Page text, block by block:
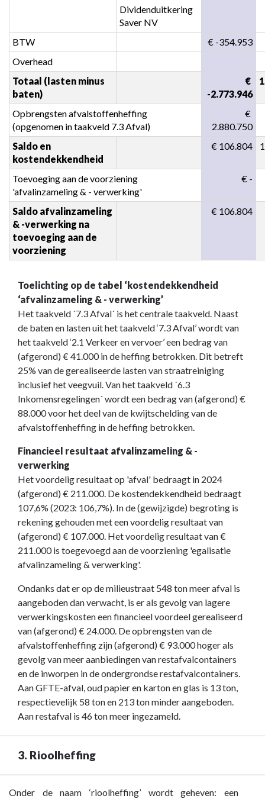
Dividenduitkering
Saver NV
BTW
€ -354.953
Overhead
Totaal (lasten minus
baten)
-2.773.946
Opbrengsten afvalstoffenheffing
(opgenomen in taakveld 7.3 Afval)
2.880.750
Saldo en
kostendekkendheid
€ 106.804
Toevoeging aan de voorziening
'afvalinzameling & - verwerking'
€ -
Saldo afvalinzameling
& -verwerking na
toevoeging aan de
voorziening
€ 106.804
Toelichting op de tabel ‘kostendekkendheid
‘afvalinzameling & - verwerking’
Het taakveld ´7.3 Afval´ is het centrale taakveld. Naast
de baten en lasten uit het taakveld ‘7.3 Afval’ wordt van
het taakveld ‘2.1 Verkeer en vervoer’ een bedrag van
(afgerond) € 41.000 in de heffing betrokken. Dit betreft
25% van de gerealiseerde lasten van straatreiniging
inclusief het veegvuil. Van het taakveld ´6.3
Inkomensregelingen´ wordt een bedrag van (afgerond) €
88.000 voor het deel van de kwijtschelding van de
afvalstoffenheffing in de heffing betrokken.
Financieel resultaat afvalinzameling & -
verwerking
Het voordelig resultaat op 'afval' bedraagt in 2024
(afgerond) € 211.000. De kostendekkendheid bedraagt
107,6% (2023: 106,7%). In de (gewijzigde) begroting is
rekening gehouden met een voordelig resultaat van
(afgerond) € 107.000. Het voordelig resultaat van €
211.000 is toegevoegd aan de voorziening 'egalisatie
afvalinzameling & verwerking'.
Ondanks dat er op de milieustraat 548 ton meer afval is
aangeboden dan verwacht, is er als gevolg van lagere
verwerkingskosten een financieel voordeel gerealiseerd
van (afgerond) € 24.000. De opbrengsten van de
afvalstoffenheffing zijn (afgerond) € 93.000 hoger als
gevolg van meer aanbiedingen van restafvalcontainers
en de inworpen in de ondergrondse restafvalcontainers.
Aan GFTE-afval, oud papier en karton en glas is 13 ton,
respectievelijk 58 ton en 213 ton minder aangeboden.
Aan restafval is 46 ton meer ingezameld.
3. Rioolheffing
Terug
Onder de naam ‘rioolheffing’ wordt geheven: een